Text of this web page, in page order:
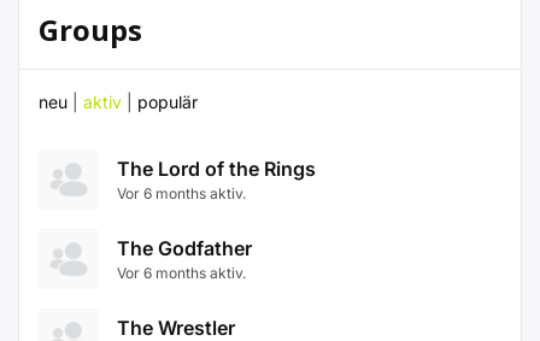
Groups
neu aktiv populär
The Lord of the Rings
Vor 6 months aktiv.
The Godfather
Vor 6 months aktiv.
The Wrestler